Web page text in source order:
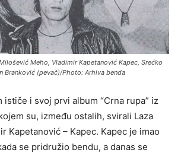
Meho, Vladimir Kapetanović Kapec, Srećko
Branković (pevač)/Photo: Arhiva benda
ističe i svoj prvi album “Crna rupa” iz
su, između ostalih, svirali Laza
Kapetanović – Kapec. Kapec je imao
se pridružio bendu, a danas se